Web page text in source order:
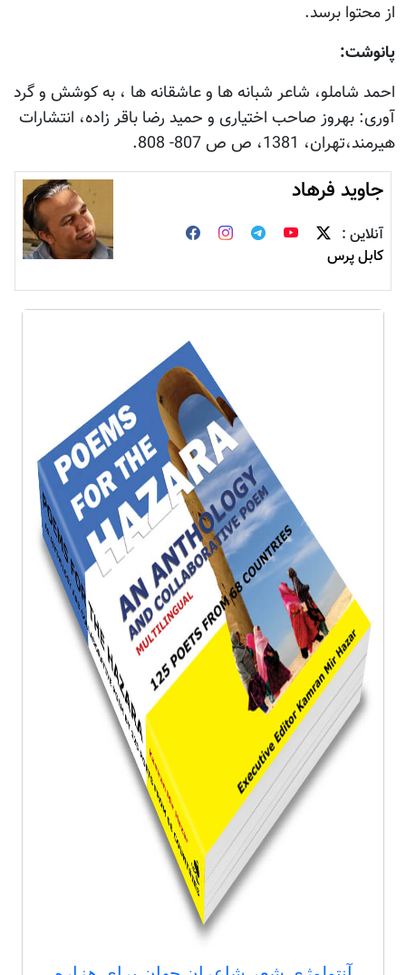
از محتوا برسد.
پانوشت:
احمد شاملو، شاعر شبانه ها و عاشقانه ها ، به کوشش و گرد
آوری: بهروز صاحب اختیاری و حمید رضا باقر زاده، انتشارات
هیرمند،تهران، 1381، ص ص 807- 808.
جاويد فرهاد
آنلاین :
کابل پرس